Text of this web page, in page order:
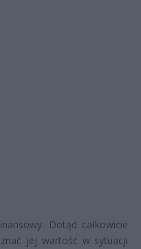
Dotąd całkowicie
jej wartość w sytuacji